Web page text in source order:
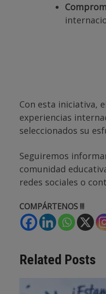
Con esta iniciativa,
experiencias
seleccionados su
Seguiremos
comunidad
redes sociales o
COMPÁRTENOS !!!
Related Posts